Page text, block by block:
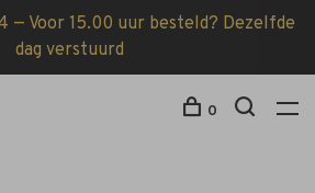
— Voor 15.00 uur besteld? Dezelfde
dag verstuurd
0